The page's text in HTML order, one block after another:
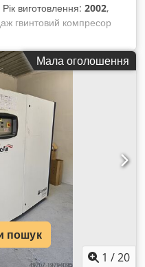
Рік виготовлення: 2002,
гвинтовий компресор
Dsdpfsvrd
L110 - Рік випуску: 2002
- Оберти: 3000 об/хв -
бар - Напрацювання: 34
компресор,
продаж
промислове
компресор, компресор
Мала оголошення
1 /20
пошук